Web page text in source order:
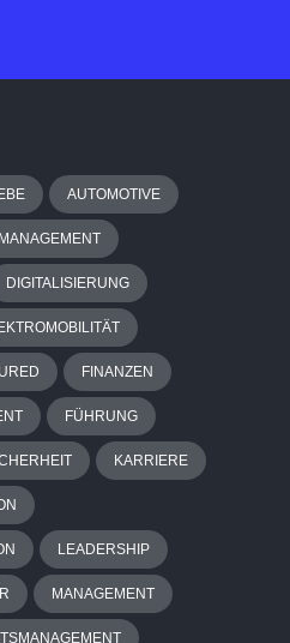
AUTOMOTIVE
DIGITALISIERUNG
FINANZEN
FÜHRUNG
KARRIERE
LEADERSHIP
MANAGEMENT